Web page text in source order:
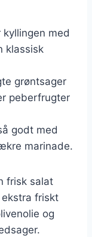
kyllingen med
klassisk
grøntsager
peberfrugter
godt med
marinade.
frisk salat
friskt
og